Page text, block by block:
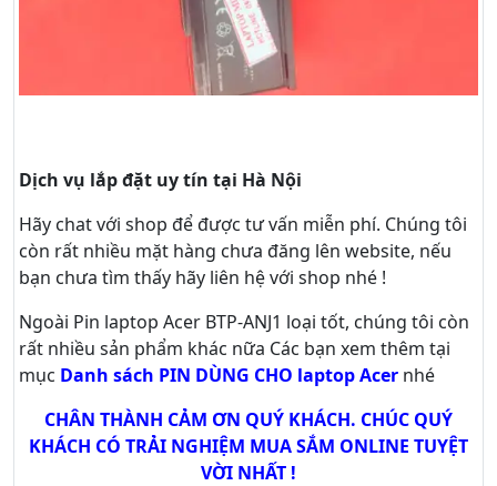
Dịch vụ lắp đặt uy tín tại Hà Nội
Hãy chatvới shop để được tư vấn miễn phí. Chúng tôi
còn rất nhiều mặt hàng chưa đăng lên website, nếu
bạn chưa tìm thấy hãy liên hệ với shop nhé !
Ngoài Pin laptop Acer BTP-ANJ1 loại tốt, chúng tôi còn
rất nhiều sản phẩm khác nữa Các bạn xem thêm tại
mục Danh sách PIN DÙNG CHO laptop Acer nhé
CHÂN THÀNH CẢM ƠN QUÝ KHÁCH. CHÚC QUÝ
KHÁCH CÓ TRẢI NGHIỆM MUA SẮM ONLINE TUYỆT
VỜI NHẤT !